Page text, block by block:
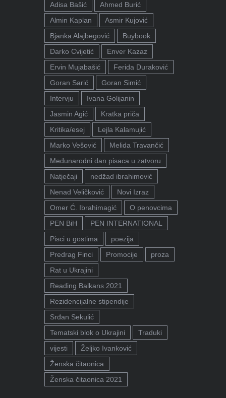
Adisa Bašić
Ahmed Burić
Almin Kaplan
Asmir Kujović
Bjanka Alajbegović
Buybook
Darko Cvijetić
Enver Kazaz
Ervin Mujabašić
Ferida Duraković
Goran Sarić
Goran Simić
Intervju
Ivana Golijanin
Jasmin Agić
Kratka priča
Kritika/esej
Lejla Kalamujić
Marko Vešović
Melida Travančić
Međunarodni dan pisaca u zatvoru
Natječaji
nedžad ibrahimović
Nenad Veličković
Novi Izraz
Omer Ć. Ibrahimagić
O penovcima
PEN BiH
PEN INTERNATIONAL
Pisci u gostima
poezija
Predrag Finci
Promocije
proza
Rat u Ukrajini
Reading Balkans 2021
Rezidencijalne stipendije
Srđan Sekulić
Tematski blok o Ukrajini
Traduki
vijesti
Željko Ivanković
Ženska čitaonica
Ženska čitaonica 2021